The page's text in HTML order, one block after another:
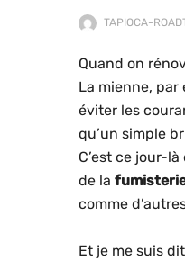
TAPIOCA-
Quand on
La mienne,
éviter les
qu’un simple
C’est ce jour-
de la
comme
Et je me suis